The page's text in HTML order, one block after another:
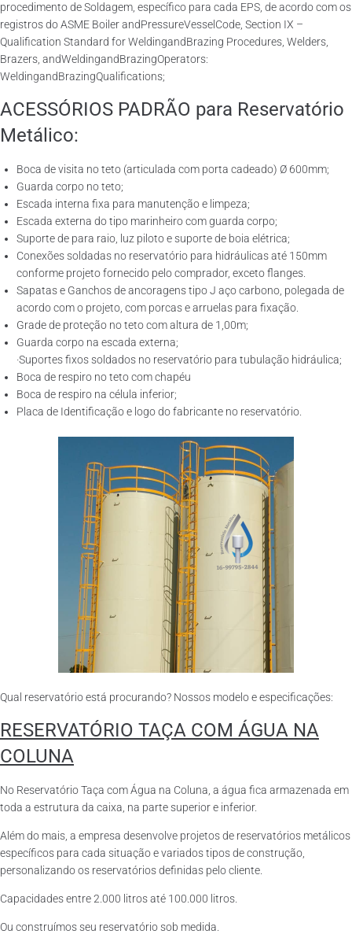
procedimento de Soldagem, específico para cada EPS, de acordo com os
registros do ASME Boiler andPressureVesselCode, Section IX –
Qualification Standard for WeldingandBrazing Procedures, Welders,
Brazers, andWeldingandBrazingOperators:
WeldingandBrazingQualifications;
ACESSÓRIOS PADRÃO para Reservatório
Metálico:
Boca de visita no teto (articulada com porta cadeado) Ø 600mm;
Guarda corpo no teto;
Escada interna fixa para manutenção e limpeza;
Escada externa do tipo marinheiro com guarda corpo;
Suporte de para raio, luz piloto e suporte de boia elétrica;
Conexões soldadas no reservatório para hidráulicas até 150mm
conforme projeto fornecido pelo comprador, exceto flanges.
Sapatas e Ganchos de ancoragens tipo J aço carbono, polegada de
acordo com o projeto, com porcas e arruelas para fixação.
Grade de proteção no teto com altura de 1,00m;
Guarda corpo na escada externa;
·Suportes fixos soldados no reservatório para tubulação hidráulica;
Boca de respiro no teto com chapéu
Boca de respiro na célula inferior;
Placa de Identificação e logo do fabricante no reservatório.
Qual reservatório está procurando? Nossos modelo e especificações:
RESERVATÓRIO TAÇA COM ÁGUA NA
COLUNA
No Reservatório Taça com Água na Coluna, a água fica armazenada em
toda a estrutura da caixa, na parte superior e inferior.
Além do mais, a empresa desenvolve projetos de reservatórios metálicos
específicos para cada situação e variados tipos de construção,
personalizando os reservatórios definidas pelo cliente.
Capacidades entre 2.000 litros até 100.000 litros.
Ou construímos seu reservatório sob medida.